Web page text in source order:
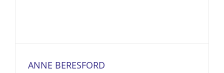
ANNE BERESFORD